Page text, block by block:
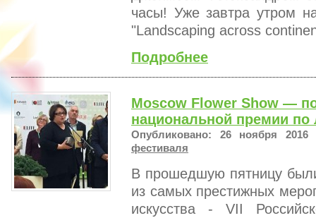
часы! Уже завтра утром
"Landscaping across
Подробнее
Moscow Flower Show —
национальной премии по
Опубликовано: 26 ноября
фестиваля
В прошедшую пятницу
из самых престижных
искусства - VII